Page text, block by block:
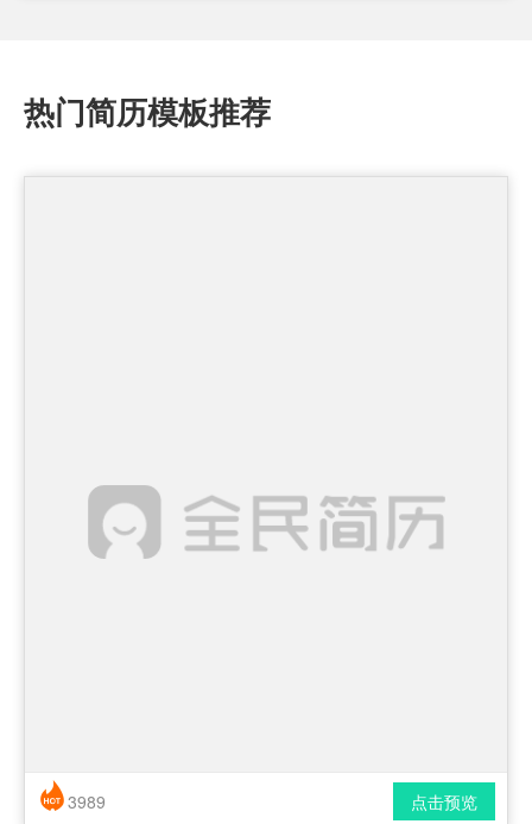
热门简历模板推荐
简历风格： 时尚 / 简洁 / 应届生
点击预览
3989